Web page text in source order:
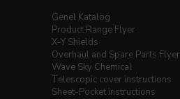
Genel Katalog
Product Range Flyer
X-Y Shields
Overhaul and Spare Parts Flyer
Wave Sky Chemical
Telescopic cover instructions
Sheet-Pocket instructions